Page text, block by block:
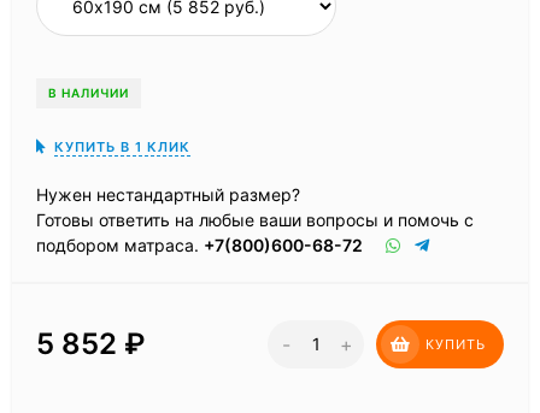
В НАЛИЧИИ
КУПИТЬ В 1 КЛИК
Нужен нестандартный размер?
Готовы ответить на любые ваши вопросы и помочь с
подбором матраса. +7(800)600-68-72
5 852 ₽ - + КУПИТЬ